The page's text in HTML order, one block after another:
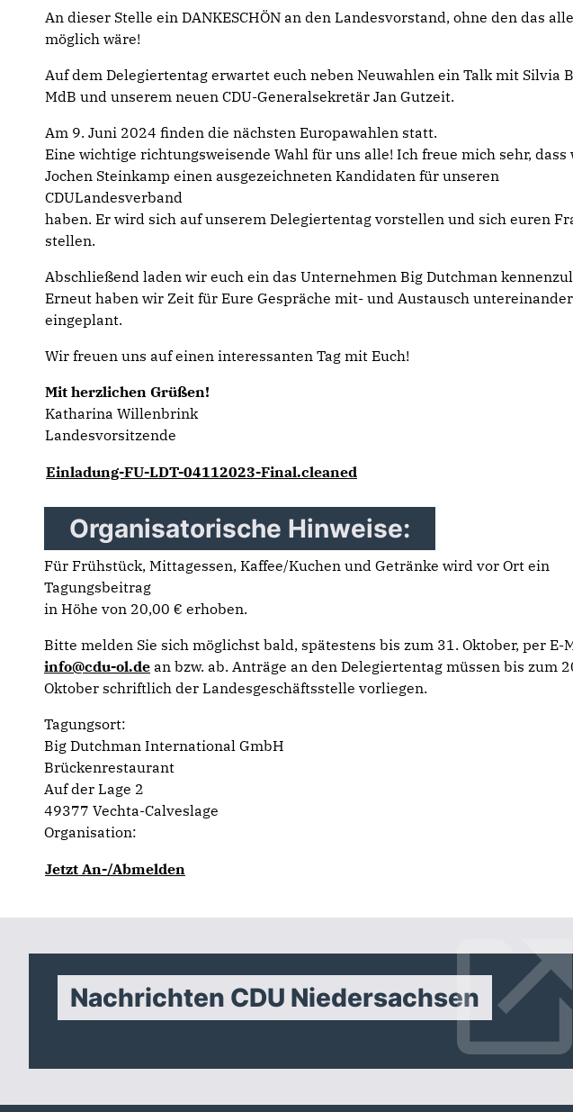
An dieser Stelle ein DANKESCHÖN an den Landesvorstand, ohne den das
möglich wäre!
Auf dem Delegiertentag erwartet euch neben Neuwahlen ein Talk mit Silvia
MdB und unserem neuen CDU-Generalsekretär Jan Gutzeit.
Am 9. Juni 2024 finden die nächsten Europawahlen statt.
Eine wichtige richtungsweisende Wahl für uns alle! Ich freue mich sehr,
Jochen Steinkamp einen ausgezeichneten Kandidaten für unseren
CDULandesverband
haben. Er wird sich auf unserem Delegiertentag vorstellen und sich euren
stellen.
Abschließend laden wir euch ein das Unternehmen Big Dutchman
Erneut haben wir Zeit für Eure Gespräche mit- und Austausch untereinander
eingeplant.
Wir freuen uns auf einen interessanten Tag mit Euch!
Mit herzlichen Grüßen!
Katharina Willenbrink
Landesvorsitzende
Einladung-FU-LDT-04112023-Final.cleaned
Organisatorische Hinweise:
Für Frühstück, Mittagessen, Kaffee/Kuchen und Getränke wird vor Ort ein
Tagungsbeitrag
in Höhe von 20,00 € erhoben.
Bitte melden Sie sich möglichst bald, spätestens bis zum 31. Oktober, per E-
info@cdu-ol.de an bzw. ab. Anträge an den Delegiertentag müssen bis zum
Oktober schriftlich der Landesgeschäftsstelle vorliegen.
Tagungsort:
Big Dutchman International GmbH
Brückenrestaurant
Auf der Lage 2
49377 Vechta-Calveslage
Organisation:
Jetzt An-/Abmelden
Nachrichten CDU Niedersachsen